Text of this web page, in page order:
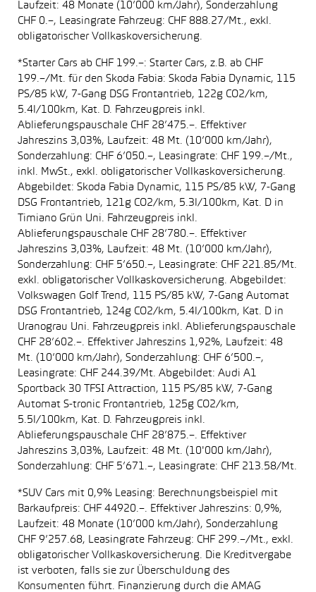
Laufzeit: 48 Monate (10’000 km/Jahr), Sonderzahlung
CHF 0.–, Leasingrate Fahrzeug: CHF 888.27/Mt., exkl.
obligatorischer Vollkaskoversicherung.
*Starter Cars ab CHF 199.–: Starter Cars, z.B. ab CHF
199.–/Mt. für den Skoda Fabia: Skoda Fabia Dynamic, 115
PS/85 kW, 7-Gang DSG Frontantrieb, 122g CO2/km,
5.4l/100km, Kat. D. Fahrzeugpreis inkl.
Ablieferungspauschale CHF 28’475.–. Effektiver
Jahreszins 3,03%, Laufzeit: 48 Mt. (10’000 km/Jahr),
Sonderzahlung: CHF 6’050.–, Leasingrate: CHF 199.–/Mt.,
inkl. MwSt., exkl. obligatorischer Vollkaskoversicherung.
Abgebildet: Skoda Fabia Dynamic, 115 PS/85 kW, 7-Gang
DSG Frontantrieb, 121g CO2/km, 5.3l/100km, Kat. D in
Timiano Grün Uni. Fahrzeugpreis inkl.
Ablieferungspauschale CHF 28’780.–. Effektiver
Jahreszins 3,03%, Laufzeit: 48 Mt. (10’000 km/Jahr),
Sonderzahlung: CHF 5’650.–, Leasingrate: CHF 221.85/Mt.
exkl. obligatorischer Vollkaskoversicherung. Abgebildet:
Volkswagen Golf Trend, 115 PS/85 kW, 7-Gang Automat
DSG Frontantrieb, 124g CO2/km, 5.4l/100km, Kat. D in
Uranograu Uni. Fahrzeugpreis inkl. Ablieferungspauschale
CHF 28’602.–. Effektiver Jahreszins 1,92%, Laufzeit: 48
Mt. (10’000 km/Jahr), Sonderzahlung: CHF 6’500.–,
Leasingrate: CHF 244.39/Mt. Abgebildet: Audi A1
Sportback 30 TFSI Attraction, 115 PS/85 kW, 7-Gang
Automat S-tronic Frontantrieb, 125g CO2/km,
5.5l/100km, Kat. D. Fahrzeugpreis inkl.
Ablieferungspauschale CHF 28’875.–. Effektiver
Jahreszins 3,03%, Laufzeit: 48 Mt. (10'000 km/Jahr),
Sonderzahlung: CHF 5’671.–, Leasingrate: CHF 213.58/Mt.
*SUV Cars mit 0,9% Leasing: Berechnungsbeispiel mit
Barkaufpreis: CHF 44920.–. Effektiver Jahreszins: 0,9%,
Laufzeit: 48 Monate (10’000 km/Jahr), Sonderzahlung
CHF 9’257.68, Leasingrate Fahrzeug: CHF 299.–/Mt., exkl.
obligatorischer Vollkaskoversicherung. Die Kreditvergabe
ist verboten, falls sie zur Überschuldung des
Konsumenten führt. Finanzierung durch die AMAG